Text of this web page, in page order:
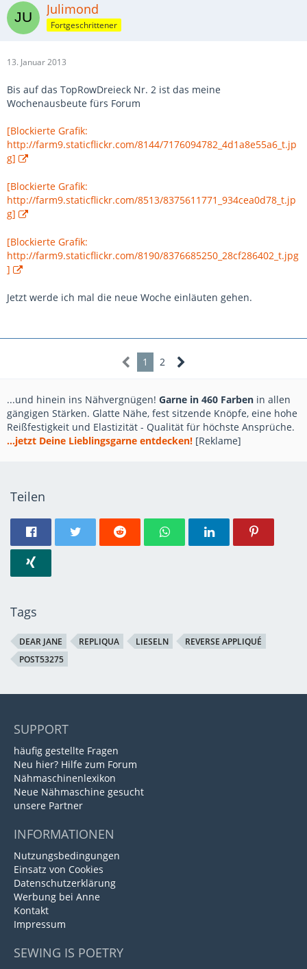
Julimond
Fortgeschrittener
13. Januar 2013
Bis auf das TopRowDreieck Nr. 2 ist das meine
Wochenausbeute fürs Forum
[Blockierte Grafik:
http://farm9.staticflickr.com/8144/7176094782_4d1a8e55a6_t.jp
g]
[Blockierte Grafik:
http://farm9.staticflickr.com/8513/8375611771_934cea0d78_t.jp
g]
[Blockierte Grafik:
http://farm9.staticflickr.com/8190/8376685250_28cf286402_t.jpg
]
Jetzt werde ich mal die neue Woche einläuten gehen.
1 2
...und hinein ins Nähvergnügen! Garne in 460 Farben in allen
gängigen Stärken. Glatte Nähe, fest sitzende Knöpfe, eine hohe
Reißfestigkeit und Elastizität - Qualität für höchste Ansprüche.
...jetzt Deine Lieblingsgarne entdecken! [Reklame]
Teilen
Tags
DEAR JANE REPLIQUA LIESELN
REVERSE APPLIQUÉ
POST53275
SUPPORT
häufig gestellte Fragen
Neu hier? Hilfe zum Forum
Nähmaschinenlexikon
Neue Nähmaschine gesucht
unsere Partner
INFORMATIONEN
Nutzungsbedingungen
Einsatz von Cookies
Datenschutzerklärung
Werbung bei Anne
Kontakt
Impressum
SEWING IS POETRY